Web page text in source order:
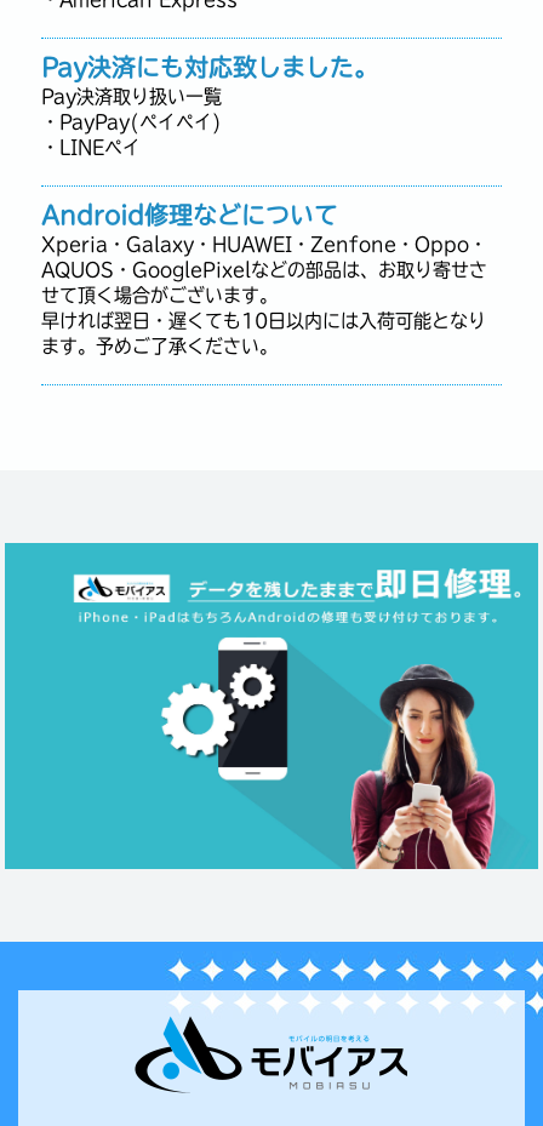
Pay決済にも対応致しました。
Pay決済取り扱い一覧
・PayPay(ペイペイ)
・LINEペイ
Android修理などについて
Xperia・Galaxy・HUAWEI・Zenfone・Oppo・
AQUOS・GooglePixelなどの部品は、お取り寄せさ
せて頂く場合がございます。
早ければ翌日・遅くても10日以内には入荷可能となり
ます。予めご了承ください。